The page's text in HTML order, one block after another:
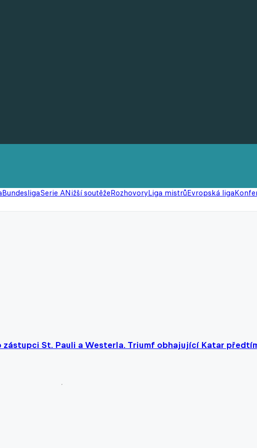
BundesligaSerie ANižší soutěžeRozhovoryLiga mistrůEvropská liga
St. Pauli a Westerla. Triumf obhajující Katar